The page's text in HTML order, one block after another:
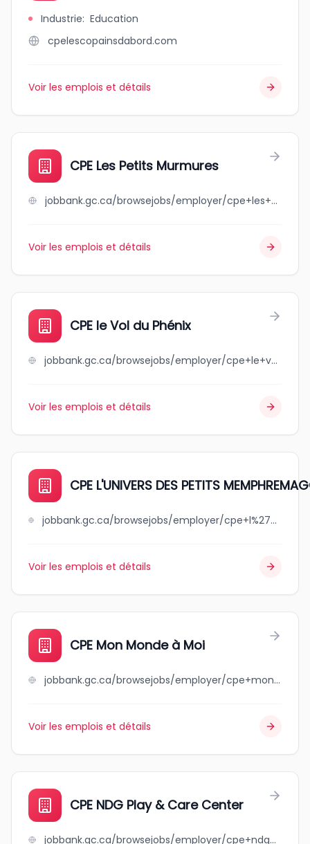
Industrie: Education
cpelescopainsdabord.com
Voir les emplois et détails
CPE Les Petits Murmures
jobbank.gc.ca/browsejobs/employer/cpe+les+petits+murmures/ca
Voir les emplois et détails
CPE le Vol du Phénix
jobbank.gc.ca/browsejobs/employer/cpe+le+vol+du+ph%C3%A9nix/ca
Voir les emplois et détails
CPE L'UNIVERS DES PETITS
jobbank.gc.ca/browsejobs/employer/cpe+l%27univers+des+petits++++++memphremagog/ca
Voir les emplois et détails
CPE Mon Monde à Moi
jobbank.gc.ca/browsejobs/employer/cpe+mon+monde+%C3%A0+moi/ca
Voir les emplois et détails
CPE NDG Play & Care Center
jobbank.gc.ca/browsejobs/employer/cpe+ndg+play+%26+care+center/ca